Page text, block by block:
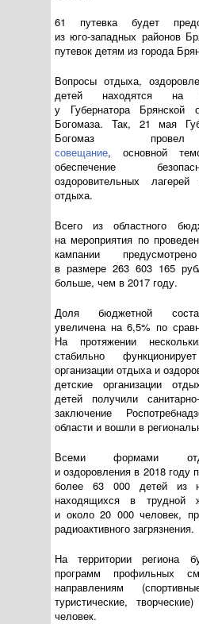
61 путевка будет
изюго-западных районов
путевок детям из города
Вопросы отдыха,
детей находятся на
у Губернатора Брянской
Богомаза. Так, 21 мая
Богомаз
совещание, основной
обеспечение
оздоровительных
отдыха.
Всего из областного
на мероприятия по
кампании
в размере 263 603 165
больше, чем в 2017 году.
Доля бюджетной
увеличена на 6,5% по
На протяжении
стабильно
организации отдыха и
детские организации
детей получили
заключение
области и вошли в
Всеми формами
и оздоровления в 2018 году
более 63 000 детей из
находящихся в трудной
и около 20 000 человек,
радиоактивного загрязнения.
На территории региона
программ профильных
направлениям
туристические,
человек.